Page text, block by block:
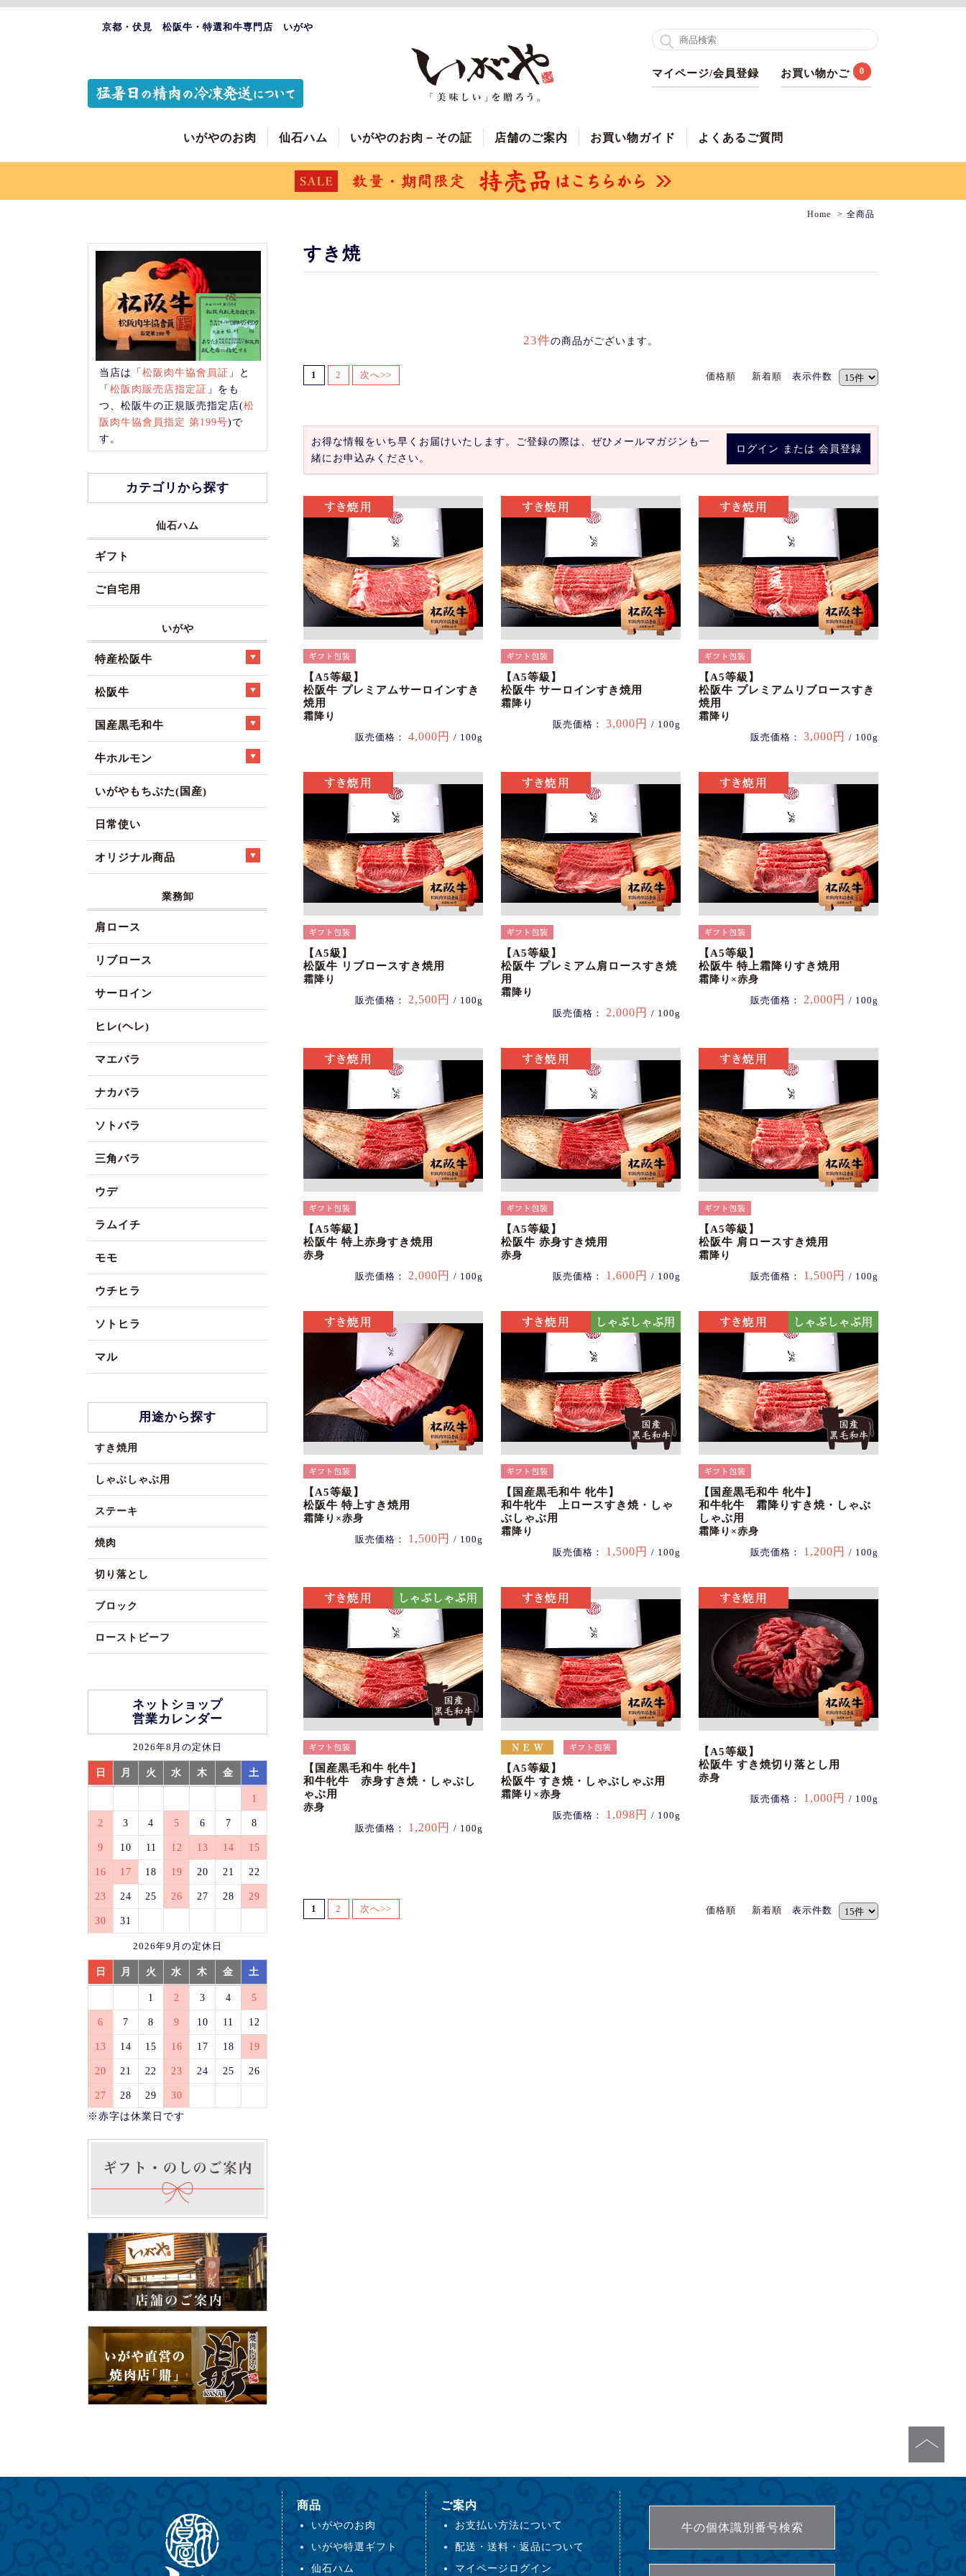
京都・伏見 松阪牛・特選和牛専門店 いがや
マイページ/会員登録 お買い物かご 0
いがやのお肉 仙石ハム いがやのお肉－その証 店舗のご案内 お買い物ガイド よくあるご質問
Home 全商品
すき焼
23件の商品がございます。
価格順 新着順 表示件数
1 2 次へ>>
ログイン または 会員登録
お得な情報をいち早くお届けいたします。ご登録の際は、ぜひメールマガジンも一
緒にお申込みください。
【A5等級】
松阪牛 プレミアムサーロインすき
焼用
霜降り
販売価格： 4,000円 / 100g
【A5等級】
松阪牛 サーロインすき焼用
霜降り
販売価格： 3,000円 / 100g
【A5等級】
松阪牛 プレミアムリブロースすき
焼用
霜降り
販売価格： 3,000円 / 100g
【A5級】
松阪牛 リブロースすき焼用
霜降り
販売価格： 2,500円 / 100g
【A5等級】
松阪牛 プレミアム肩ロースすき焼
用
霜降り
販売価格： 2,000円 / 100g
【A5等級】
松阪牛 特上霜降りすき焼用
霜降り×赤身
販売価格： 2,000円 / 100g
【A5等級】
松阪牛 特上赤身すき焼用
赤身
販売価格： 2,000円 / 100g
【A5等級】
松阪牛 赤身すき焼用
赤身
販売価格： 1,600円 / 100g
【A5等級】
松阪牛 肩ロースすき焼用
霜降り
販売価格： 1,500円 / 100g
【A5等級】
松阪牛 特上すき焼用
霜降り×赤身
販売価格： 1,500円 / 100g
【国産黒毛和牛 牝牛】
和牛牝牛 上ロースすき焼・しゃ
ぶしゃぶ用
霜降り
販売価格： 1,500円 / 100g
【国産黒毛和牛 牝牛】
和牛牝牛 霜降りすき焼・しゃぶ
しゃぶ用
霜降り×赤身
販売価格： 1,200円 / 100g
【国産黒毛和牛 牝牛】
和牛牝牛 赤身すき焼・しゃぶし
ゃぶ用
赤身
販売価格： 1,200円 / 100g
【A5等級】
松阪牛 すき焼・しゃぶしゃぶ用
霜降り×赤身
販売価格： 1,098円 / 100g
【A5等級】
松阪牛 すき焼切り落とし用
赤身
販売価格： 1,000円 / 100g
価格順 新着順 表示件数
1 2 次へ>>
当店は「松阪肉牛協會員証 」と
「松阪肉販売店指定証 」をも
つ、松阪牛の正規販売指定店(松
阪肉牛協會員指定 第199号)で
す。
カテゴリから探す
仙石ハム
ギフト
ご自宅用
いがや
特産松阪牛
松阪牛
国産黒毛和牛
牛ホルモン
いがやもちぶた(国産)
日常使い
オリジナル商品
業務卸
肩ロース
リブロース
サーロイン
ヒレ(ヘレ)
マエバラ
ナカバラ
ソトバラ
三角バラ
ウデ
ラムイチ
モモ
ウチヒラ
ソトヒラ
マル
用途から探す
すき焼用
しゃぶしゃぶ用
ステーキ
焼肉
切り落とし
ブロック
ローストビーフ
ネットショップ
営業カレンダー
2026年8月の定休日
日 月 火 水 木 金 土
1
2 3 4 5 6 7 8
9 10 11 12 13 14 15
16 17 18 19 20 21 22
23 24 25 26 27 28 29
30 31
2026年9月の定休日
日 月 火 水 木 金 土
1 2 3 4 5
6 7 8 9 10 11 12
13 14 15 16 17 18 19
20 21 22 23 24 25 26
27 28 29
30
※赤字は休業日です
商品
いがやのお肉
いがや特選ギフト
仙石ハム
ご案内
お支払い方法について
配送・送料・返品について
マイページログイン
牛の個体識別番号検索